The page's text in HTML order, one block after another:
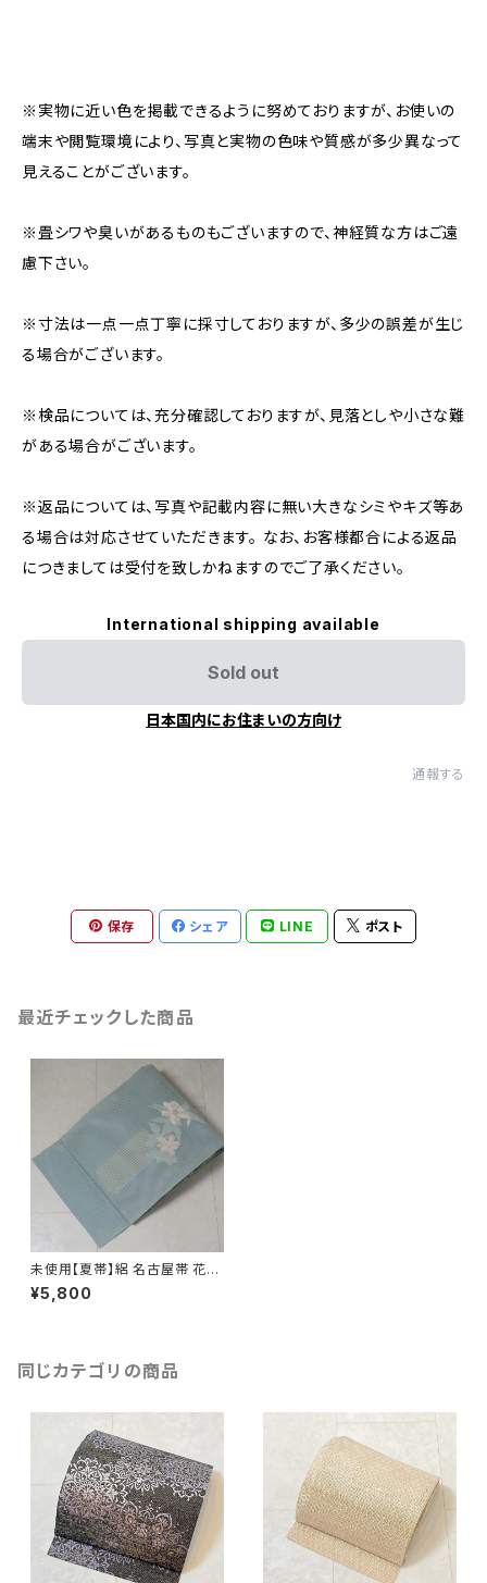
※実物に近い色を掲載できるように努めておりますが、お使いの
端末や閲覧環境により、写真と実物の色味や質感が多少異なって
見えることがございます。
※畳シワや臭いがあるものもございますので、神経質な方はご遠
慮下さい。
※寸法は一点一点丁寧に採寸しておりますが、多少の誤差が生じ
る場合がございます。
※検品については、充分確認しておりますが、見落としや小さな難
がある場合がございます。
※返品については、写真や記載内容に無い大きなシミやキズ等あ
る場合は対応させていただきます。 なお、お客様都合による返品
につきましては受付を致しかねますのでご了承ください。
International shipping available
Sold out
日本国内にお住まいの方向け
通報する
保存 シェア LINE ポスト
最近チェックした商品
未使用【夏帯】絽 名古屋帯 花柄
銀糸 水色 165
¥5,800
同じカテゴリの商品